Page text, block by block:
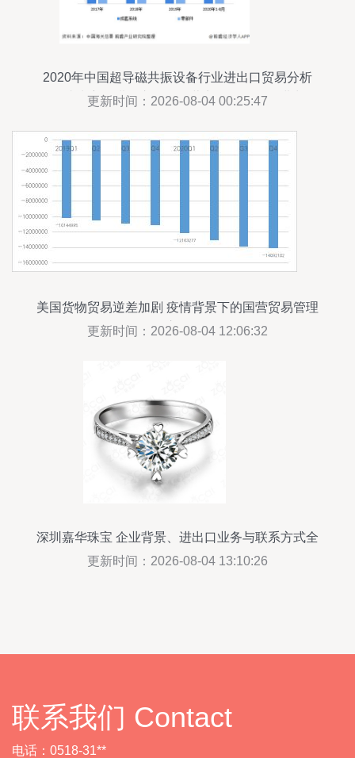
2020年中国超导磁共振设备行业进出口贸易分析
德国成为主要进口市场，国营贸易管理货物进出口
更新时间：2026-08-04 00:25:47
美国货物贸易逆差加剧 疫情背景下的国营贸易管理
启示
更新时间：2026-08-04 12:06:32
深圳嘉华珠宝 企业背景、进出口业务与联系方式全
解析
更新时间：2026-08-04 13:10:26
联系我们 Contact
电话：0518-31**